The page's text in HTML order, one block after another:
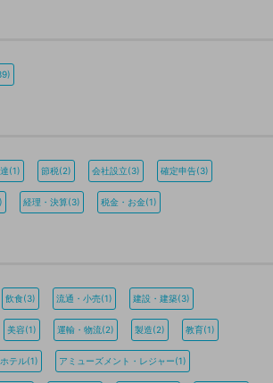
(1) 節税(2) 会社設立(3) 確定申告(3)
経理・決算(3) 税金・お金(1)
飲食(3) 流通・小売(1) 建設・建築(3)
美容(1) 運輸・物流(2) 製造(2) 教育(1)
テル(1) アミューズメント・レジャー(1)